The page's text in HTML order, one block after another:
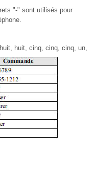
"-" sont utilisés pour
huit, cinq, cinq, cinq, un,